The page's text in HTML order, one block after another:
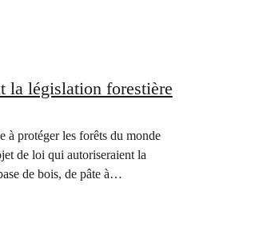
la législation forestière
à protéger les forêts du monde
de loi qui autoriseraient la
de bois, de pâte à…